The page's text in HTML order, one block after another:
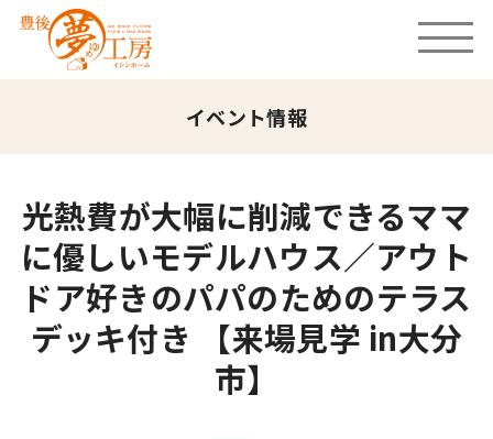
イベント情報
光熱費が大幅に削減できるママ
に優しいモデルハウス／アウト
ドア好きのパパのためのテラス
デッキ付き 【来場見学 in大分
市】